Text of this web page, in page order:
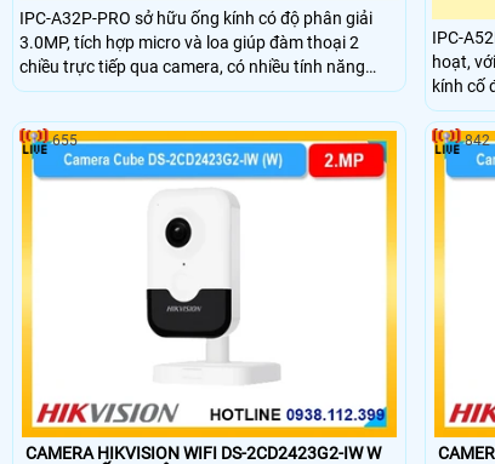
IPC-A32P-PRO sở hữu ống kính có độ phân giải
3.0MP, tích hợp micro và loa giúp đàm thoại 2
chiều trực tiếp qua camera, có nhiều tính năng
thôn minh phát hiện con người, phát hiện chuyển
ảnh có màu ban đêm khoảng cách 10m
IPC-
hoạt,
kính cố
4 chế
wifi 6,
AI
CAMERA HIKVISION WIFI DS-2CD2423G2-IW W
655 842